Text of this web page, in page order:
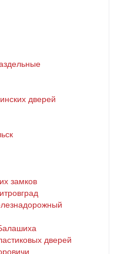
дверей
замков
дверей